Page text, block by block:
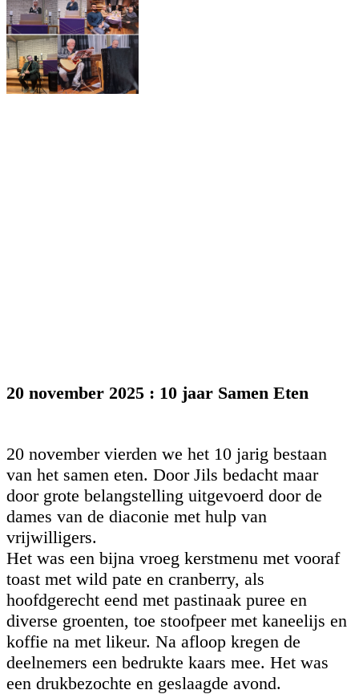
20 november 2025 : 10 jaar Samen Eten
20 november vierden we het 10 jarig bestaan
van het samen eten. Door Jils bedacht maar
door grote belangstelling uitgevoerd door de
dames van de diaconie met hulp van
vrijwilligers.
Het was een bijna vroeg kerstmenu met vooraf
toast met wild pate en cranberry, als
hoofdgerecht eend met pastinaak puree en
diverse groenten, toe stoofpeer met kaneelijs en
koffie na met likeur. Na afloop kregen de
deelnemers een bedrukte kaars mee. Het was
een drukbezochte en geslaagde avond.